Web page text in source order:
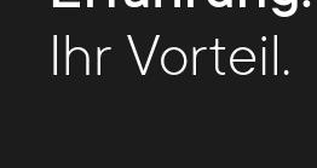
Ihr Vorteil.